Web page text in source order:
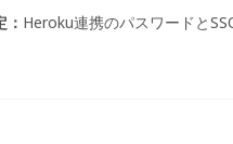
Heroku連携のパスワードと